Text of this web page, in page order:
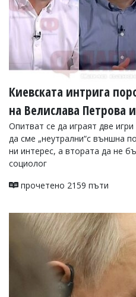
Киевската интрига
на Велислава Петрова
Опитват се да играят две
да сме „неутрални“с външна
ни интерес, а втората да не
социолог
прочетено 2159 пъти